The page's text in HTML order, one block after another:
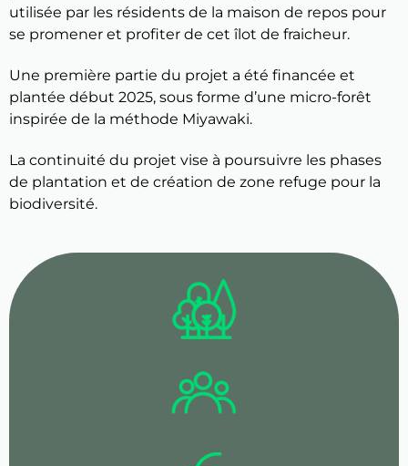
utilisée par les résidents de la maison de repos pour
se promener et profiter de cet îlot de fraicheur.
Une première partie du projet a été financée et
plantée début 2025, sous forme d’une micro-forêt
inspirée de la méthode Miyawaki.
La continuité du projet vise à poursuivre les phases
de plantation et de création de zone refuge pour la
biodiversité.